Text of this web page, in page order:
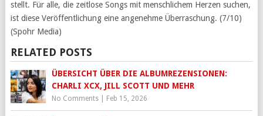
stellt. Für alle, die zeitlose Songs mit menschlichem Herzen suchen,
ist diese Veröffentlichung eine angenehme Überraschung. (7/10)
(Spohr Media)
RELATED POSTS
ÜBERSICHT ÜBER DIE ALBUMREZENSIONEN:
CHARLI XCX, JILL SCOTT UND MEHR
No Comments| Feb 15, 2026